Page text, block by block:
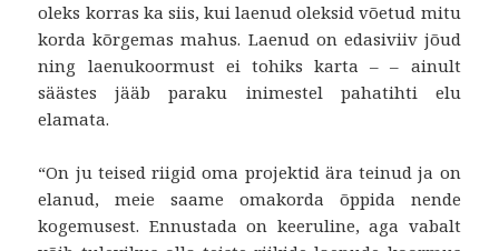
oleks korras ka siis, kui laenud oleksid võetud mitu
korda kõrgemas mahus. Laenud on edasiviiv jõud
ning laenukoormust ei tohiks karta – – ainult
säästes jääb paraku inimestel pahatihti elu
elamata.
“On ju teised riigid oma projektid ära teinud ja on
elanud, meie saame omakorda õppida nende
kogemusest. Ennustada on keeruline, aga vabalt